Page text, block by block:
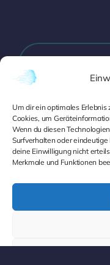
Um dir ein optimales
Cookies, um
Wenn du diesen
Surfverhalten oder
deine Einwilligung nicht
Merkmale und Funktionen